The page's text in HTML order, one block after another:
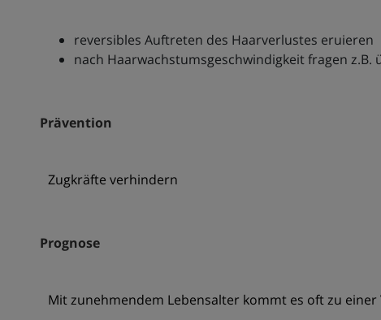
reversibles Auftreten des Haarverlustes eruieren
nach Haarwachstumsgeschwindigkeit fragen
Prävention
Zugkräfte verhindern
Prognose
Mit zunehmendem Lebensalter kommt es oft zu